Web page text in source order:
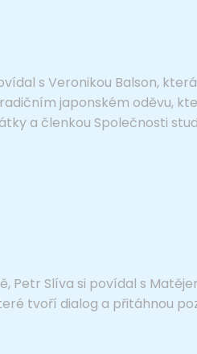
s Veronikou Balson,
japonském oděvu,
a členkou Společnosti
Petr Slíva si povídal s
tvoří dialog a přitáhnou